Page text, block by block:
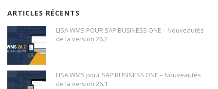
ARTICLES RÉCENTS
LISA WMS POUR SAP BUSINESS ONE – Nouveautés
de la version 26.2
LISA WMS pour SAP BUSINESS ONE – Nouveautés
de la version 26.1